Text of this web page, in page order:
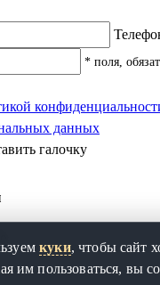
куки, чтобы сайт
им пользоваться, вы
* поля,
данных
галочку